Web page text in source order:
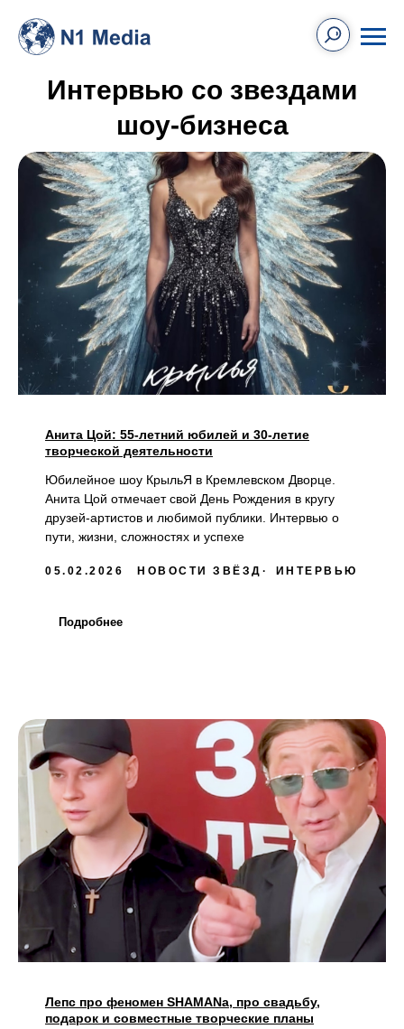
Интервью со звездами
шоу-бизнеса
Анита Цой: 55-летний юбилей и 30-летие
творческой деятельности
Юбилейное шоу КрыльЯ в Кремлевском Дворце.
Анита Цой отмечает свой День Рождения в кругу
друзей-артистов и любимой публики. Интервью о
пути, жизни, сложностях и успехе
05.02.2026 НОВОСТИ ЗВЁЗД ИНТЕРВЬЮ
Подробнее
Лепс про феномен SHAMANa, про свадьбу,
подарок и совместные творческие планы